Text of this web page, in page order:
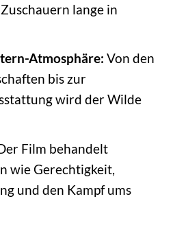
lange in
Atmosphäre: Von den
bis zur
wird der Wilde
Film behandelt
wie Gerechtigkeit,
und den Kampf ums